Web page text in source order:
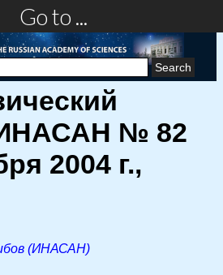
Go to ...
№ 82
2004 г.,
(ИНАСАН)